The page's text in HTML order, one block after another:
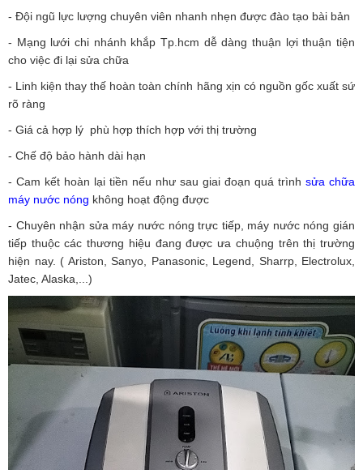
- Đội ngũ lực lượng chuyên viên nhanh nhẹn được đào tạo bài bản
- Mạng lưới chi nhánh khắp Tp.hcm dễ dàng thuận lợi thuận tiện
cho việc đi lại sửa chữa
- Linh kiện thay thế hoàn toàn chính hãng xịn có nguồn gốc xuất sứ
rõ ràng
- Giá cả hợp lý phù hợp thích hợp với thị trường
- Chế độ bảo hành dài hạn
- Cam kết hoàn lại tiền nếu như sau giai đoạn quá trình sửa chữa
máy nước nóng không hoạt động được
- Chuyên nhận sửa máy nước nóng trực tiếp, máy nước nóng gián
tiếp thuộc các thương hiệu đang được ưa chuộng trên thị trường
hiện nay. ( Ariston, Sanyo, Panasonic, Legend, Sharrp, Electrolux,
Jatec, Alaska,...)